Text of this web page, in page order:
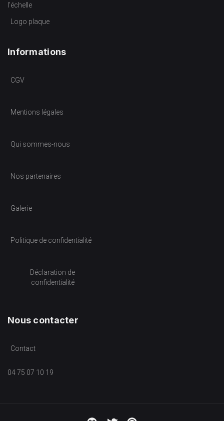
l’échelle
Logo plaque
Informations
CGV
Mentions légales
Qui sommes-nous
Nos partenaires
Galerie
Politique de confidentialité
Déclaration de
confidentialité
Nous contacter
Contact
04 75 07 10 19